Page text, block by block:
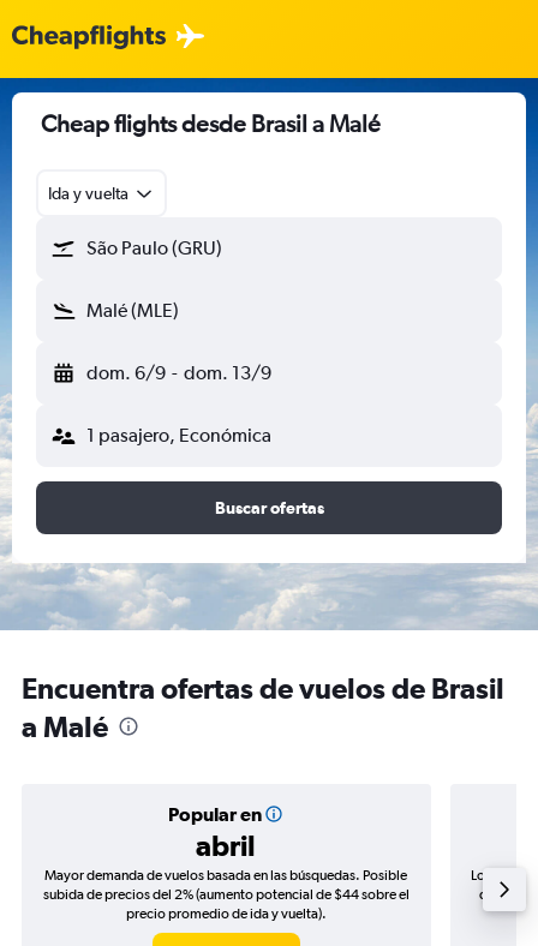
Cheap flights desde Brasil a Malé
Ida y vuelta
São Paulo (GRU)
Malé (MLE)
dom. 6/9 - dom. 13/9
1 pasajero, Económica
Buscar ofertas
Encuentra ofertas de vuelos de Brasil
a Malé
Popular en
abril
Mayor demanda de vuelos basada en las búsquedas. Posible
subida de precios del 2% (aumento potencial de $44 sobre el
precio promedio de ida y vuelta).
Los
de